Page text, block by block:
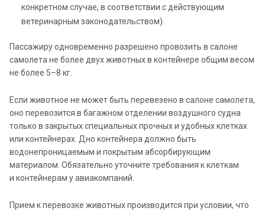
конкретном случае, в соответствии с действующим
ветеринарным законодательством).
Пассажиру одновременно разрешено провозить в салоне
самолета не более двух животных в контейнере общим весом
не более 5–8 кг.
Если животное не может быть перевезено в салоне самолета,
оно перевозится в багажном отделении воздушного судна
только в закрытых специальных прочных и удобных клетках
или контейнерах. Дно контейнера должно быть
водонепроницаемым и покрытым абсорбирующим
материалом. Обязательно уточните требования к клеткам
и контейнерам у авиакомпаний.
Прием к перевозке животных производится при условии, что